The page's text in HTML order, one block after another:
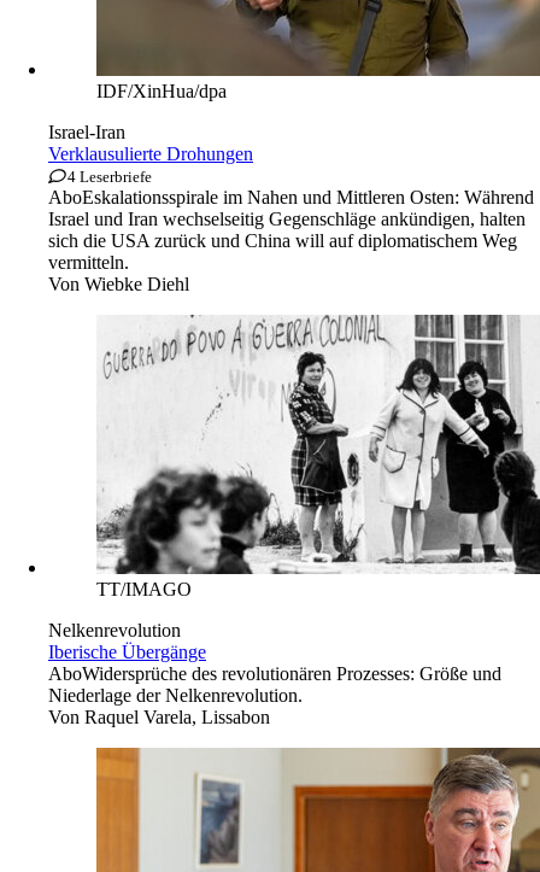
IDF/XinHua/dpa
Israel-Iran
Verklausulierte Drohungen
4 Leserbriefe
AboEskalationsspirale im Nahen und Mittleren Osten: Während
Israel und Iran wechselseitig Gegenschläge ankündigen, halten
sich die USA zurück und China will auf diplomatischem Weg
vermitteln.
Von Wiebke Diehl
TT/IMAGO
Nelkenrevolution
Iberische Übergänge
AboWidersprüche des revolutionären Prozesses: Größe und
Niederlage der Nelkenrevolution.
Von Raquel Varela, Lissabon